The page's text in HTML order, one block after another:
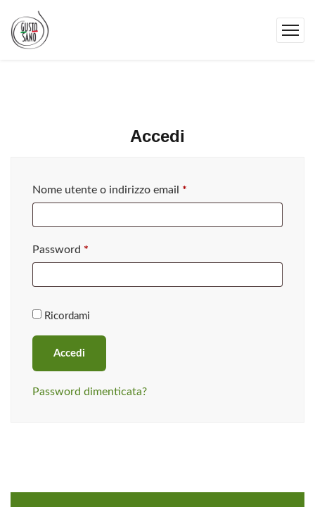
Accedi
Nome utente o indirizzo email *
Password *
Ricordami
Accedi
Password dimenticata?